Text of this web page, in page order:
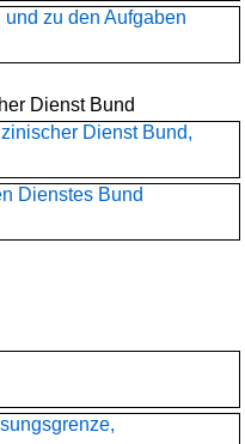
zu den Aufgaben
Dienst Bund
Dienst Bund,
Dienstes Bund